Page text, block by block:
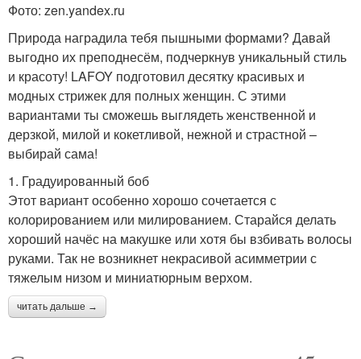
Фото: zen.yandex.ru
Природа наградила тебя пышными формами? Давай
выгодно их преподнесём, подчеркнув уникальный стиль
и красоту! LAFOY подготовил десятку красивых и
модных стрижек для полных женщин. С этими
вариантами ты сможешь выглядеть женственной и
дерзкой, милой и кокетливой, нежной и страстной –
выбирай сама!
1. Градуированный боб
Этот вариант особенно хорошо сочетается с
колорированием или милированием. Старайся делать
хороший начёс на макушке или хотя бы взбивать волосы
руками. Так не возникнет некрасивой асимметрии с
тяжелым низом и миниатюрным верхом.
читать дальше →